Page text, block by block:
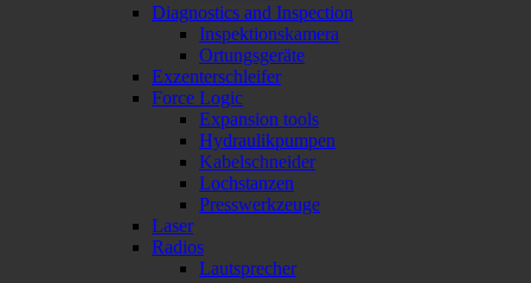
Diagnostics and Inspection
Inspektionskamera
Ortungsgeräte
Exzenterschleifer
Force Logic
Expansion tools
Hydraulikpumpen
Kabelschneider
Lochstanzen
Presswerkzeuge
Laser
Radios
Lautsprecher